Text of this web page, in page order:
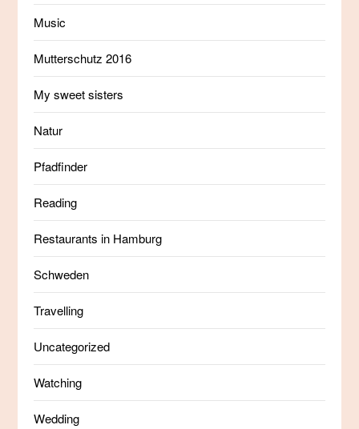
Music
Mutterschutz 2016
My sweet sisters
Natur
Pfadfinder
Reading
Restaurants in Hamburg
Schweden
Travelling
Uncategorized
Watching
Wedding